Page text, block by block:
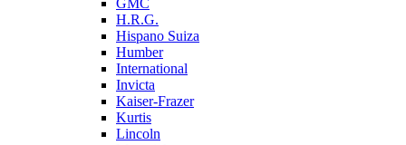
GMC
H.R.G.
Hispano Suiza
Humber
International
Invicta
Kaiser-Frazer
Kurtis
Lincoln